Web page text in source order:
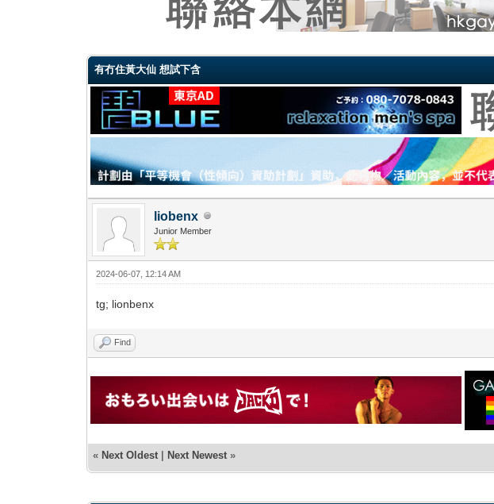
有冇住黃大仙 想試下含
liobenx
Junior Member
2024-06-07, 12:14 AM
tg; lionbenx
Find
« Next Oldest | Next Newest »